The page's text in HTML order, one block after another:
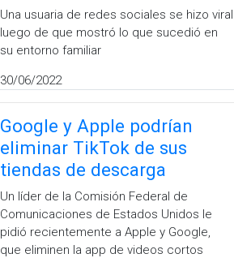
Una usuaria de redes sociales se hizo viral
luego de que mostró lo que sucedió en
su entorno familiar
30/06/2022
Google y Apple podrían
eliminar TikTok de sus
tiendas de descarga
Un líder de la Comisión Federal de
Comunicaciones de Estados Unidos le
pidió recientemente a Apple y Google,
que eliminen la app de videos cortos